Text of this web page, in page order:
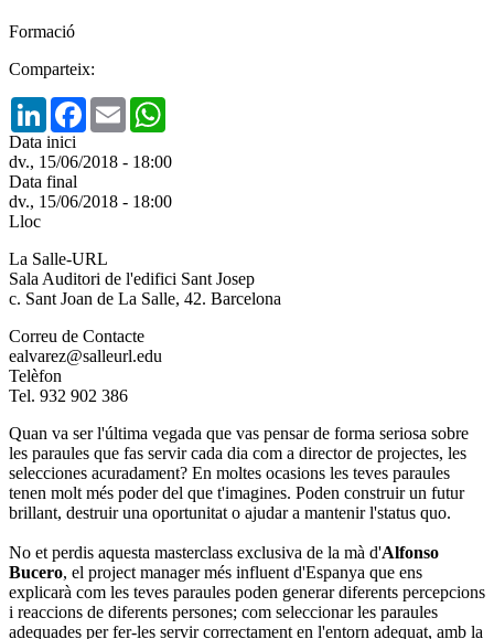
Formació
Comparteix:
LinkedInFacebook
Email
Data inici
dv., 15/06/2018 - 18:00
Data final
dv., 15/06/2018 - 18:00
Lloc
La Salle-URL
Sala Auditori de l'edifici Sant Josep
c. Sant Joan de La Salle, 42. Barcelona
Correu de Contacte
ealvarez@salleurl.edu
Telèfon
Tel. 932 902 386
Quan va ser l'última vegada que vas pensar de forma seriosa sobre
les paraules que fas servir cada dia com a director de projectes, les
selecciones acuradament? En moltes ocasions les teves paraules
tenen molt més poder del que t'imagines. Poden construir un futur
brillant, destruir una oportunitat o ajudar a mantenir l'status quo.
No et perdis aquesta masterclass exclusiva de la mà d'Alfonso
Bucero, el project manager més influent d'Espanya que ens
explicarà com les teves paraules poden generar diferents percepcions
i reaccions de diferents persones; com seleccionar les paraules
adequades per fer-les servir correctament en l'entorn adequat, amb la